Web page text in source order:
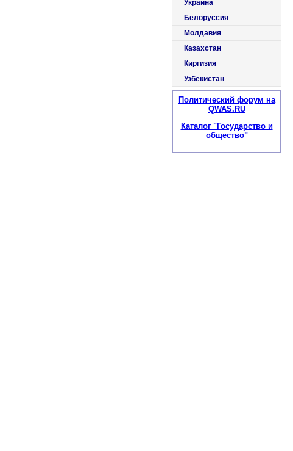
Украина
Белоруссия
Молдавия
Казахстан
Киргизия
Узбекистан
Политический форум на
QWAS.RU
Каталог "Государство и
общество"